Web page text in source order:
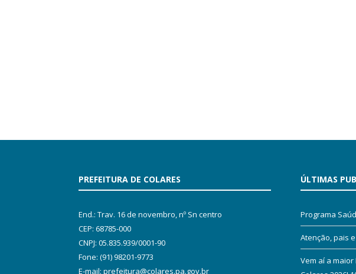
PREFEITURA DE COLARES
End.: Trav. 16 de novembro, nº Sn centro
CEP: 68785-000
CNPJ: 05.835.939/0001-90
Fone: (91) 98201-9773
E-mail: prefeitura@colares.pa.gov.br
ÚLTIMAS
Programa
Atenção, pais
Vem aí a